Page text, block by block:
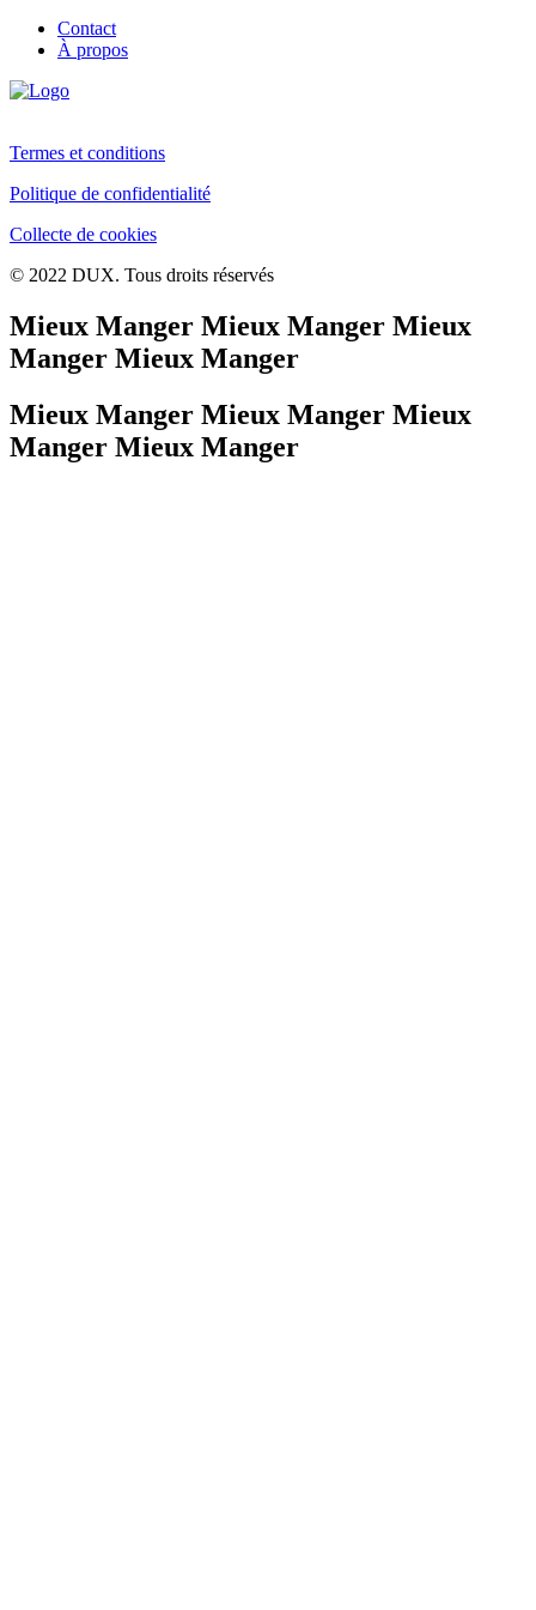
Contact
À propos
Termes et conditions
Politique de confidentialité
Collecte de cookies
© 2022 DUX. Tous droits réservés
Mieux Manger Mieux Manger Mieux
Manger Mieux Manger
Mieux Manger Mieux Manger Mieux
Manger Mieux Manger